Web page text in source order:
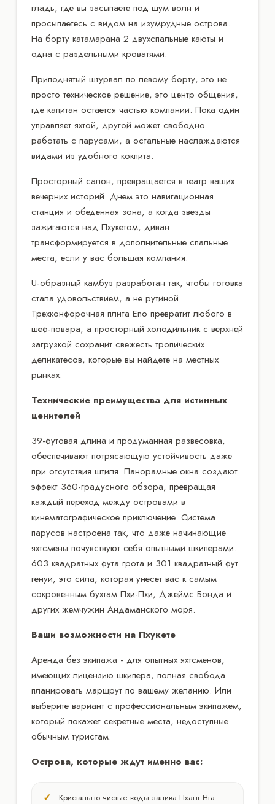
гладь, где вы засыпаете под шум волн и
просыпаетесь с видом на изумрудные острова.
На борту катамарана 2 двухспальные каюты и
одна с раздельными кроватями.
Приподнятый штурвал по левому борту, это не
просто техническое решение, это центр общения,
где капитан остается частью компании. Пока один
управляет яхтой, другой может свободно
работать с парусами, а остальные наслаждаются
видами из удобного кокпита.
Просторный салон, превращается в театр ваших
вечерних историй. Днем это навигационная
станция и обеденная зона, а когда звезды
зажигаются над Пхукетом, диван
трансформируется в дополнительные спальные
места, если у вас большая компания.
U-образный камбуз разработан так, чтобы готовка
стала удовольствием, а не рутиной.
Трехконфорочная плита Eno превратит любого в
шеф-повара, а просторный холодильник с верхней
загрузкой сохранит свежесть тропических
деликатесов, которые вы найдете на местных
рынках.
Технические преимущества для истинных
ценителей
39-футовая длина и продуманная развесовка,
обеспечивают потрясающую устойчивость даже
при отсутствия штиля. Панорамные окна создают
эффект 360-градусного обзора, превращая
каждый переход между островами в
кинематографическое приключение. Система
парусов настроена так, что даже начинающие
яхтсмены почувствуют себя опытными шкиперами.
603 квадратных фута грота и 301 квадратный фут
генуи, это сила, которая унесет вас к самым
сокровенным бухтам Пхи-Пхи, Джеймс Бонда и
других жемчужин Андаманского моря.
Ваши возможности на Пхукете
Аренда без экипажа - для опытных яхтсменов,
имеющих лицензию шкипера, полная свобода
планировать маршрут по вашему желанию. Или
выберите вариант с профессиональным экипажем,
который покажет секретные места, недоступные
обычным туристам.
Острова, которые ждут именно вас:
Кристально чистые воды залива Пханг Нга